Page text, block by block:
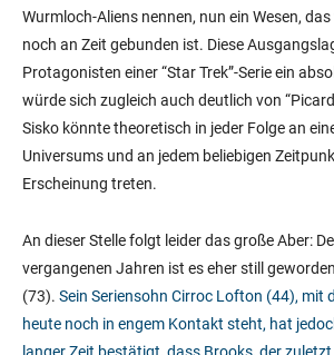
Wurmloch-Aliens nennen, nun ein Wesen,
noch an Zeit gebunden ist. Diese
Protagonisten einer “Star Trek”-Serie ein
würde sich zugleich auch deutlich von
Sisko könnte theoretisch in jeder Folge an
Universums und an jedem beliebigen
Erscheinung treten.
An dieser Stelle folgt leider das große Aber:
vergangenen Jahren ist es eher still
(73). Sein Seriensohn Cirroc Lofton (44), mit
heute noch in engem Kontakt steht, hat